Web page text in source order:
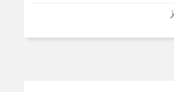
در میدان ثورهالعشرین نجف